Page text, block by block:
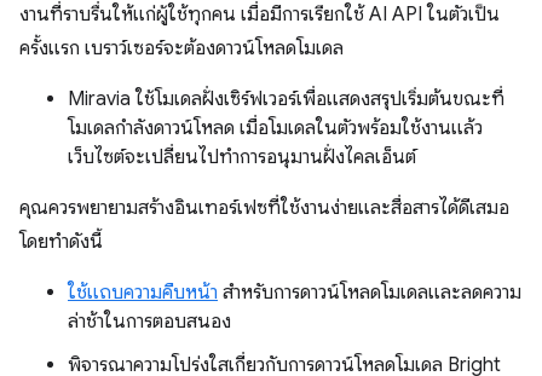
งานที่ราบรื่นให้แก่ผู้ใช้ทุกคน เมื่อมีการเรียกใช้ AI API ในตัวเป็น
ครั้งแรก เบราว์เซอร์จะต้องดาวน์โหลดโมเดล
Miravia ใช้โมเดลฝั่งเซิร์ฟเวอร์เพื่อแสดงสรุปเริ่มต้นขณะที่
โมเดลกำลังดาวน์โหลด เมื่อโมเดลในตัวพร้อมใช้งานแล้ว
เว็บไซต์จะเปลี่ยนไปทำการอนุมานฝั่งไคลเอ็นต์
คุณควรพยายามสร้างอินเทอร์เฟซที่ใช้งานง่ายและสื่อสารได้ดีเสมอ
โดยทำดังนี้
ใช้แถบความคืบหน้า สำหรับการดาวน์โหลดโมเดลและลดความ
ล่าช้าในการตอบสนอง
พิจารณาความโปร่งใสเกี่ยวกับการดาวน์โหลดโมเดล Bright